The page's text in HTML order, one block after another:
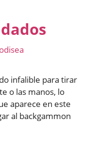
infalible para tirar
o las manos, lo
aparece en este
al backgammon